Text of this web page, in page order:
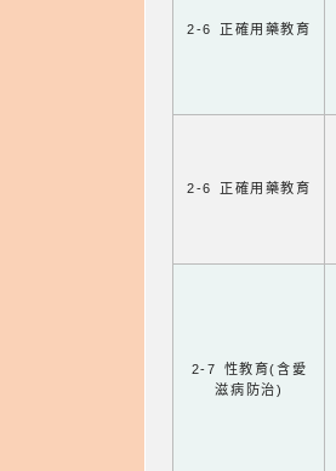
2-6 正確用藥教育
2-6 正確用藥教育
2-7 性教育(含愛
滋病防治)